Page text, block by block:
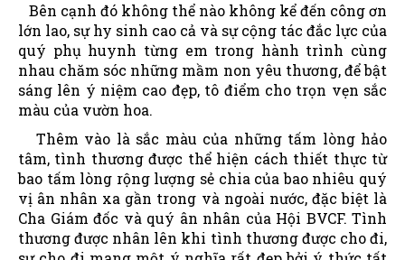
Bên cạnh đó không thể nào không kể đến công ơn
lớn lao, sự hy sinh cao cả và sự cộng tác đắc lực của
quý phụ huynh từng em trong hành trình cùng
nhau chăm sóc những mầm non yêu thương, để bật
sáng lên ý niệm cao đẹp, tô điểm cho trọn vẹn sắc
màu của vườn hoa.
Thêm vào là sắc màu của những tấm lòng hảo
tâm, tình thương được thể hiện cách thiết thực từ
bao tấm lòng rộng lượng sẻ chia của bao nhiêu quý
vị ân nhân xa gần trong và ngoài nước, đặc biệt là
Cha Giám đốc và quý ân nhân của Hội BVCF. Tình
thương được nhân lên khi tình thương được cho đi,